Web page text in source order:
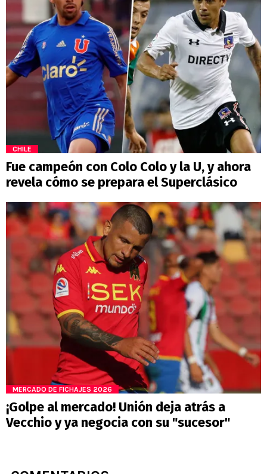
CHILE
Fue campeón con Colo Colo y la U, y ahora
revela cómo se prepara el Superclásico
MERCADO DE FICHAJES 2026
¡Golpe al mercado! Unión deja atrás a
Vecchio y ya negocia con su "sucesor"